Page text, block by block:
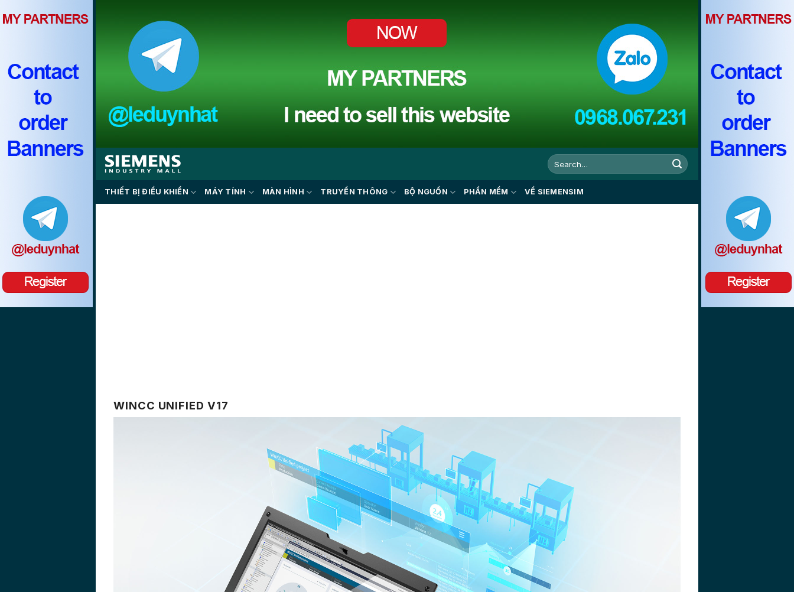
content
THIẾT BỊ ĐIỀU KHIỂN MÁY TÍNH MÀN HÌNH TRUYỀN THÔNG BỘ NGUỒN PHẦN MỀM VỀ SIEMENSIM
WINCC UNIFIED V17